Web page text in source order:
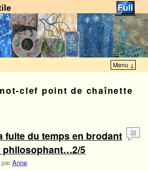
Menu ↓
clef point de chaînette
fuite du temps en brodant
5
par Anne
30